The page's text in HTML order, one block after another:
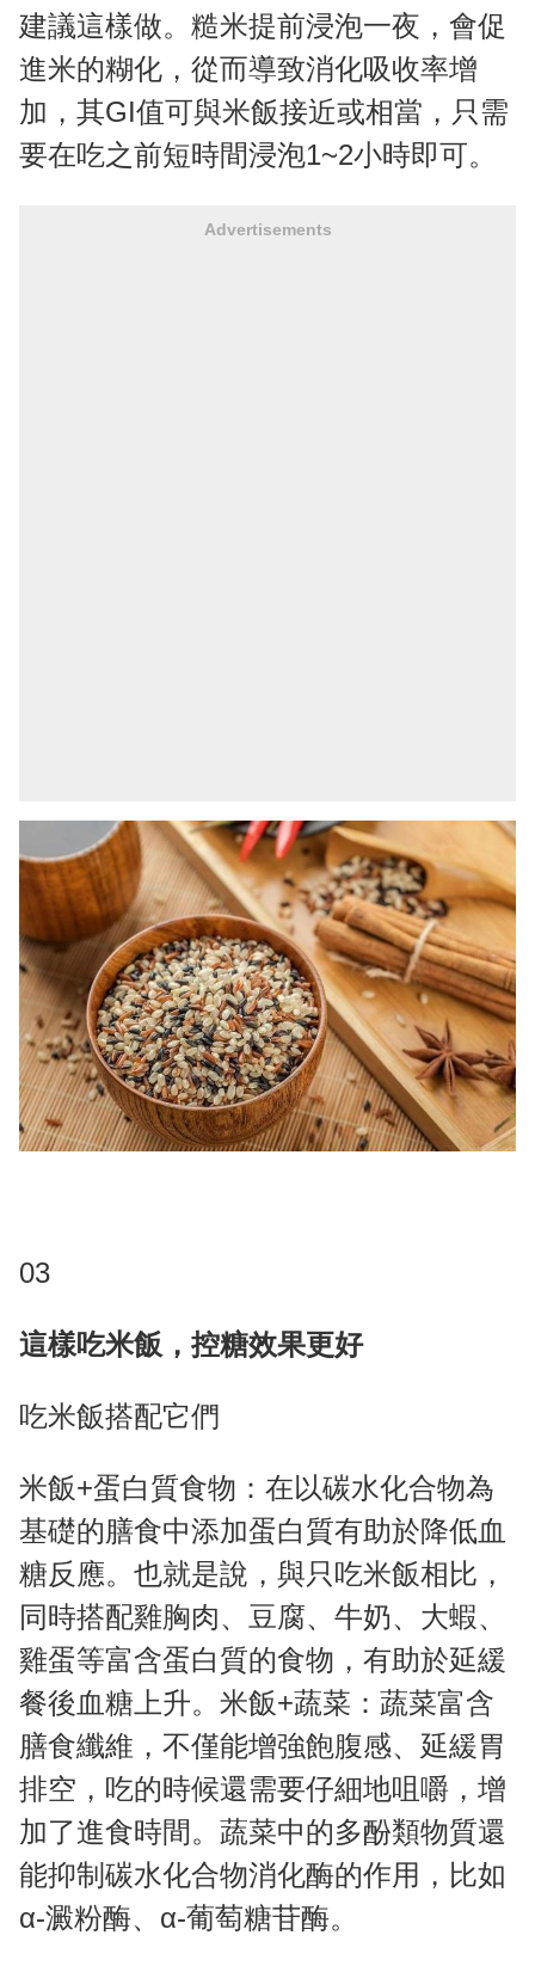
建議這樣做。糙米提前浸泡一夜，會促
進米的糊化，從而導致消化吸收率增
加，其GI值可與米飯接近或相當，只需
要在吃之前短時間浸泡1~2小時即可。
Advertisements
03
這樣吃米飯，控糖效果更好
吃米飯搭配它們
米飯+蛋白質食物：在以碳水化合物為
基礎的膳食中添加蛋白質有助於降低血
糖反應。也就是說，與只吃米飯相比，
同時搭配雞胸肉、豆腐、牛奶、大蝦、
雞蛋等富含蛋白質的食物，有助於延緩
餐後血糖上升。米飯+蔬菜：蔬菜富含
膳食纖維，不僅能增強飽腹感、延緩胃
排空，吃的時候還需要仔細地咀嚼，增
加了進食時間。蔬菜中的多酚類物質還
能抑制碳水化合物消化酶的作用，比如
α-澱粉酶、α-葡萄糖苷酶。